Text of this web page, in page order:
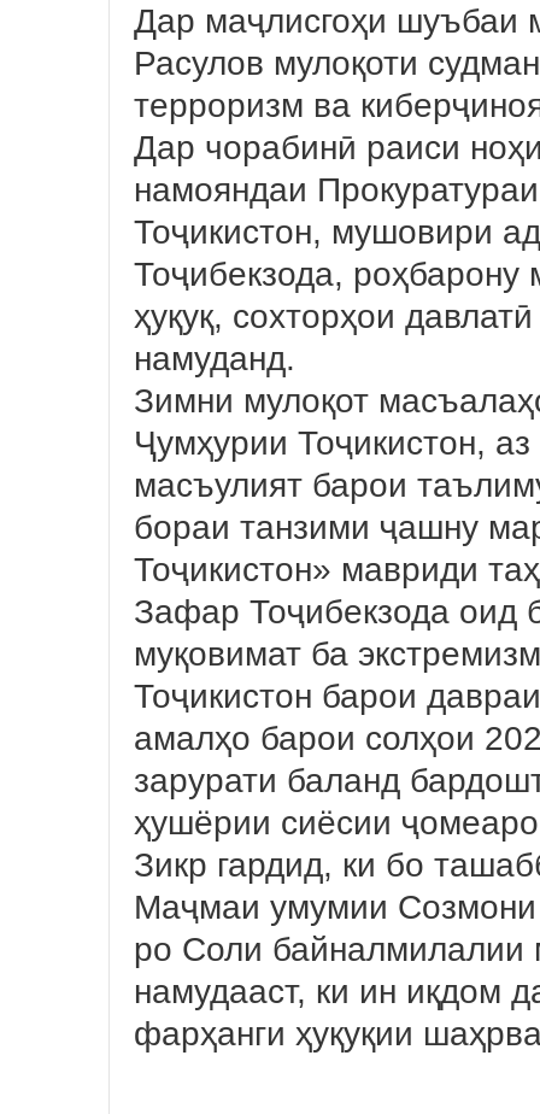
Дар маҷлисгоҳи
Расулов мулоқоти
терроризм ва
Дар чорабинӣ раиси
намояндаи
Тоҷикистон, мушовири
Тоҷибекзода,
ҳуқуқ, сохторҳои
намуданд.
Зимни мулоқот
Ҷумҳурии Тоҷикистон,
масъулият барои
бораи танзими ҷашну
Тоҷикистон» мавриди
Зафар Тоҷибекзода оид
муқовимат ба
Тоҷикистон барои
амалҳо барои солҳои
зарурати баланд
ҳушёрии сиёсии
Зикр гардид, ки бо
Маҷмаи умумии
ро Соли байналмилалии
намудааст, ки ин иқдом
фарҳанги ҳуқуқии